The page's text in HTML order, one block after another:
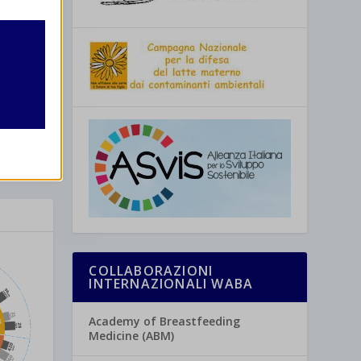
COLLABORAZIONI
INTERNAZIONALI WABA
Academy of Breastfeeding
Medicine (ABM)